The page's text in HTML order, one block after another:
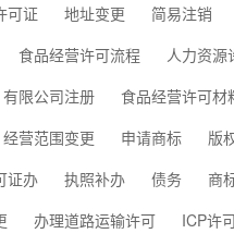
可证
地址变更 简易注销
食品经营许可流程 人力资源
有限公司注册 食品经营许可材
经营范围变更 申请商标 版
证办
执照补办 债务 商
办理道路运输许可 ICP许